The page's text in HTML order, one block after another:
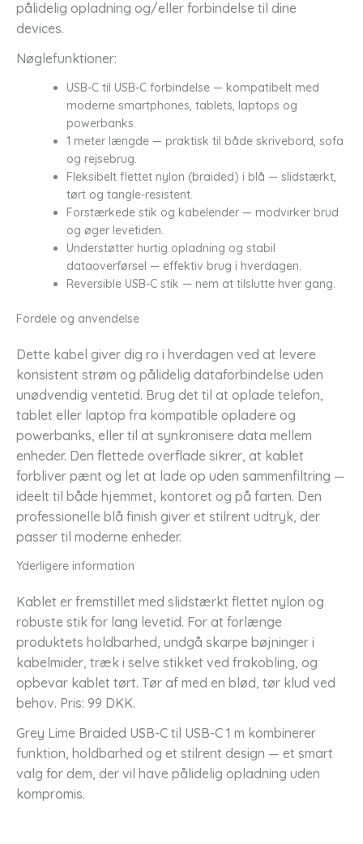
pålidelig opladning og/eller forbindelse til dine
devices.
Nøglefunktioner:
USB-C til USB-C forbindelse — kompatibelt med
moderne smartphones, tablets, laptops og
powerbanks.
1 meter længde — praktisk til både skrivebord, sofa
og rejsebrug.
Fleksibelt flettet nylon (braided) i blå — slidstærkt,
tørt og tangle-resistent.
Forstærkede stik og kabelender — modvirker brud
og øger levetiden.
Understøtter hurtig opladning og stabil
dataoverførsel — effektiv brug i hverdagen.
Reversible USB-C stik — nem at tilslutte hver gang.
Fordele og anvendelse
Dette kabel giver dig ro i hverdagen ved at levere
konsistent strøm og pålidelig dataforbindelse uden
unødvendig ventetid. Brug det til at oplade telefon,
tablet eller laptop fra kompatible opladere og
powerbanks, eller til at synkronisere data mellem
enheder. Den flettede overflade sikrer, at kablet
forbliver pænt og let at lade op uden sammenfiltring —
ideelt til både hjemmet, kontoret og på farten. Den
professionelle blå finish giver et stilrent udtryk, der
passer til moderne enheder.
Yderligere information
Kablet er fremstillet med slidstærkt flettet nylon og
robuste stik for lang levetid. For at forlænge
produktets holdbarhed, undgå skarpe bøjninger i
kabelmider, træk i selve stikket ved frakobling, og
opbevar kablet tørt. Tør af med en blød, tør klud ved
behov. Pris: 99 DKK.
Grey Lime Braided USB-C til USB-C 1 m kombinerer
funktion, holdbarhed og et stilrent design — et smart
valg for dem, der vil have pålidelig opladning uden
kompromis.